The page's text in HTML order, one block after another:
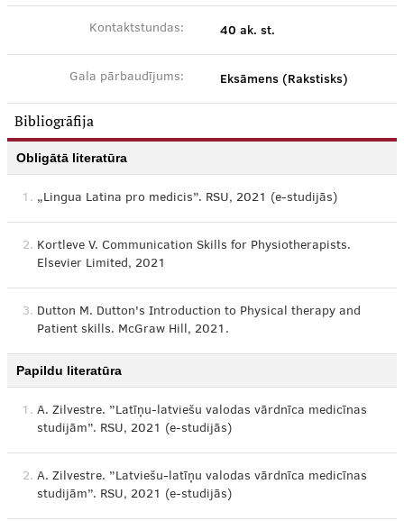
Kontaktstundas: 40 ak. st.
Gala pārbaudījums: Eksāmens (Rakstisks)
Bibliogrāfija
Obligātā literatūra
1. „Lingua Latina pro medicis”. RSU, 2021 (e-studijās)
2. Kortleve V. Communication Skills for Physiotherapists.
Elsevier Limited, 2021
3. Dutton M. Dutton's Introduction to Physical therapy and
Patient skills. McGraw Hill, 2021.
Papildu literatūra
1. A. Zilvestre. ”Latīņu-latviešu valodas vārdnīca medicīnas
studijām”. RSU, 2021 (e-studijās)
2. A. Zilvestre. ”Latviešu-latīņu valodas vārdnīca medicīnas
studijām”. RSU, 2021 (e-studijās)